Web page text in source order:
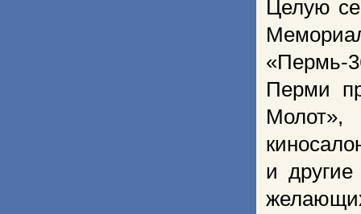
Целую
«Пермь-
Перми
и